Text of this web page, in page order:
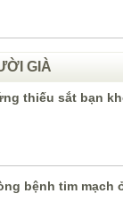
GIÀ
thiếu sắt bạn
bệnh tim mạch